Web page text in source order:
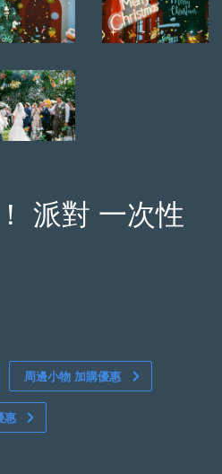
派對 一次性
周邊小物 加購優惠
惠